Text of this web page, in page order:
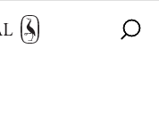
mindste